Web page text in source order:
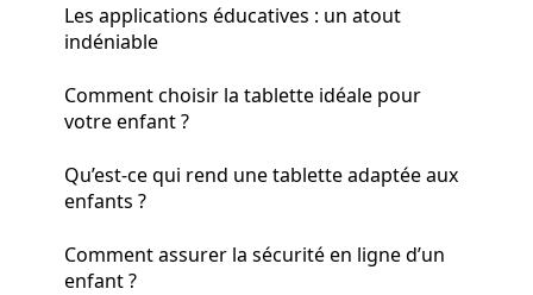
Les applications éducatives : un atout
indéniable
Comment choisir la tablette idéale pour
votre enfant ?
Qu’est-ce qui rend une tablette adaptée aux
enfants ?
Comment assurer la sécurité en ligne d’un
enfant ?